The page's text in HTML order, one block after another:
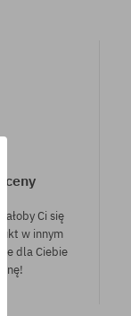
ceny
Ci się
w innym
dla Ciebie